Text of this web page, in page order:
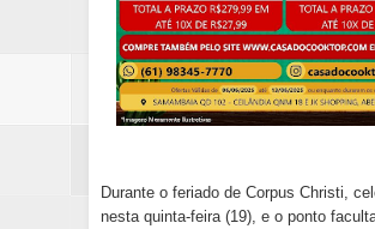
Durante o feriado de Corpus Christi,
nesta quinta-feira (19), e o ponto